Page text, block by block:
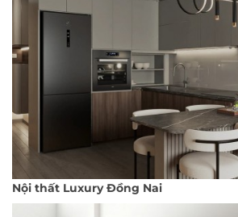
Nội thất Luxury Đồng Nai